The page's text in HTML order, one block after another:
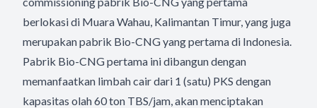
berlokasi di Muara Wahau, Kalimantan Timur, yang juga
merupakan pabrik Bio-CNG yang pertama di Indonesia.
Pabrik Bio-CNG pertama ini dibangun dengan
memanfaatkan limbah cair dari 1 (satu) PKS dengan
kapasitas olah 60 ton TBS/jam, akan menciptakan